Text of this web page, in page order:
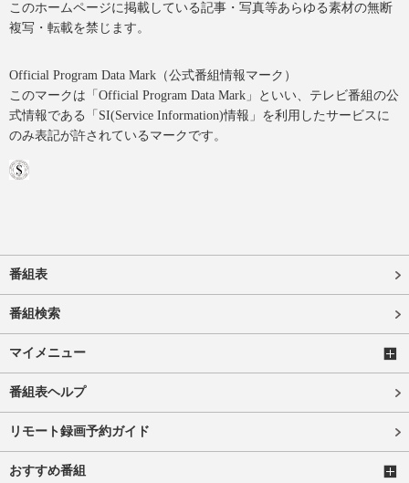
このホームページに掲載している記事・写真等あらゆる素材の無断
複写・転載を禁じます。
Official Program Data Mark（公式番組情報マーク）
このマークは「Official Program Data Mark」といい、テレビ番組の公
式情報である「SI(Service Information)情報」を利用したサービスに
のみ表記が許されているマークです。
番組表
番組検索
マイメニュー
番組表ヘルプ
リモート録画予約ガイド
おすすめ番組